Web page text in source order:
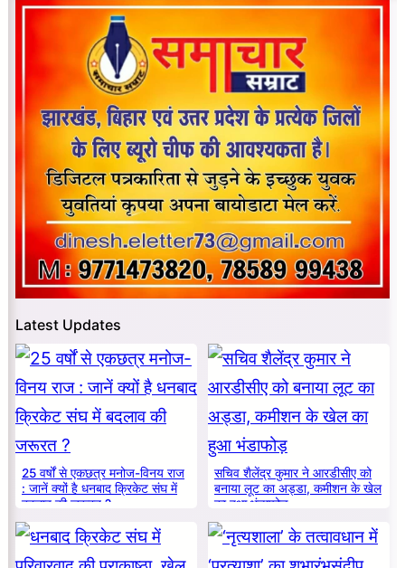
Latest Updates
25 वर्षों से एकछत्र मनोज-विनय राज
: जानें क्यों है धनबाद क्रिकेट संघ में
बदलाव की जरूरत ?
सचिव शैलेंद्र कुमार ने आरडीसीए को
बनाया लूट का अड्डा, कमीशन के खेल
का हुआ भंडाफोड़